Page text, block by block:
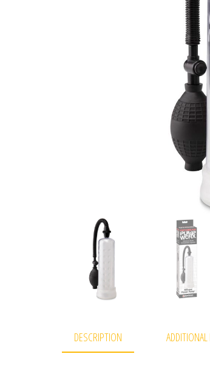
DESCRIPTION